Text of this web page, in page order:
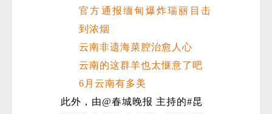
官方通报缅甸爆炸瑞丽目击
到浓烟
云南非遗海菜腔治愈人心
云南的这群羊也太惬意了吧
6月云南有多美
此外，由@春城晚报 主持的#昆